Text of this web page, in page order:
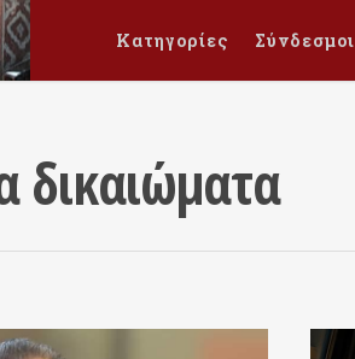
Κατηγορίες Σύνδεσμοι
δικαιώματα